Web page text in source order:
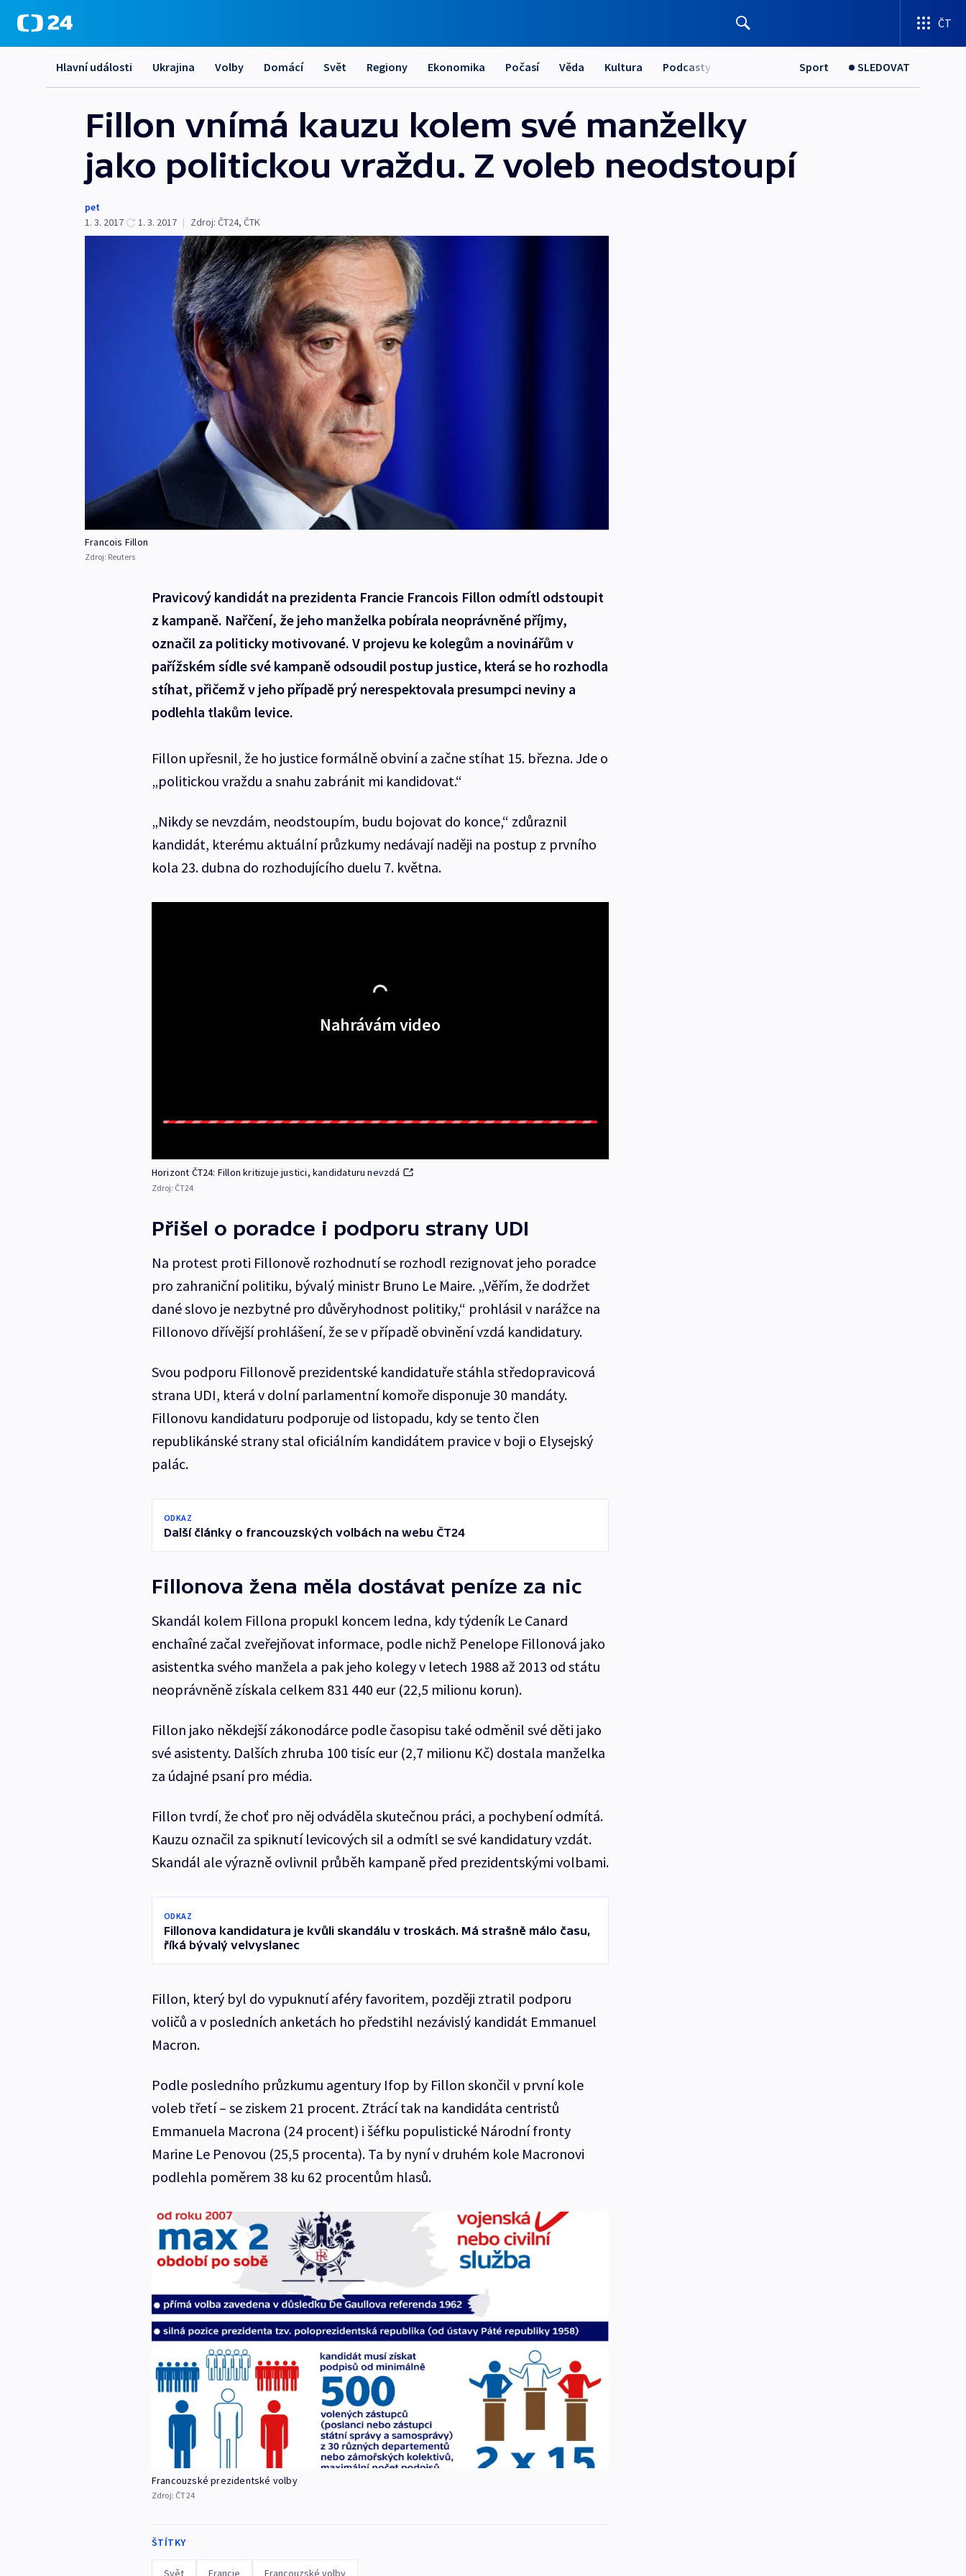
ČT
Hlavní události Ukrajina Volby Domácí Svět Regiony Ekonomika Počasí Věda Kultura Podcasty Sport SLEDOVAT
Fillon vnímá kauzu kolem své manželky
jako politickou vraždu. Z voleb neodstoupí
pet
1. 3. 2017
1. 3. 2017 | Zdroj: ČT24, ČTK
Francois Fillon
Zdroj: Reuters
Pravicový kandidát na prezidenta Francie Francois Fillon odmítl odstoupit
z kampaně. Nařčení, že jeho manželka pobírala neoprávněné příjmy,
označil za politicky motivované. V projevu ke kolegům a novinářům v
pařížském sídle své kampaně odsoudil postup justice, která se ho rozhodla
stíhat, přičemž v jeho případě prý nerespektovala presumpci neviny a
podlehla tlakům levice.
Fillon upřesnil, že ho justice formálně obviní a začne stíhat 15. března. Jde o
„politickou vraždu a snahu zabránit mi kandidovat.“
„Nikdy se nevzdám, neodstoupím, budu bojovat do konce,“ zdůraznil
kandidát, kterému aktuální průzkumy nedávají naději na postup z prvního
kola 23. dubna do rozhodujícího duelu 7. května.
Nahrávám video
Horizont ČT24: Fillon kritizuje justici, kandidaturu nevzdá
Zdroj: ČT24
Přišel o poradce i podporu strany UDI
Na protest proti Fillonově rozhodnutí se rozhodl rezignovat jeho poradce
pro zahraniční politiku, bývalý ministr Bruno Le Maire. „Věřím, že dodržet
dané slovo je nezbytné pro důvěryhodnost politiky,“ prohlásil v narážce na
Fillonovo dřívější prohlášení, že se v případě obvinění vzdá kandidatury.
Svou podporu Fillonově prezidentské kandidatuře stáhla středopravicová
strana UDI, která v dolní parlamentní komoře disponuje 30 mandáty.
Fillonovu kandidaturu podporuje od listopadu, kdy se tento člen
republikánské strany stal oficiálním kandidátem pravice v boji o Elysejský
palác.
ODKAZ
Další články o francouzských volbách na webu ČT24
Fillonova žena měla dostávat peníze za nic
Skandál kolem Fillona propukl koncem ledna, kdy týdeník Le Canard
enchaîné začal zveřejňovat informace, podle nichž Penelope Fillonová jako
asistentka svého manžela a pak jeho kolegy v letech 1988 až 2013 od státu
neoprávněně získala celkem 831 440 eur (22,5 milionu korun).
Fillon jako někdejší zákonodárce podle časopisu také odměnil své děti jako
své asistenty. Dalších zhruba 100 tisíc eur (2,7 milionu Kč) dostala manželka
za údajné psaní pro média.
Fillon tvrdí, že choť pro něj odváděla skutečnou práci, a pochybení odmítá.
Kauzu označil za spiknutí levicových sil a odmítl se své kandidatury vzdát.
Skandál ale výrazně ovlivnil průběh kampaně před prezidentskými volbami.
ODKAZ
Fillonova kandidatura je kvůli skandálu v troskách. Má strašně málo času,
říká bývalý velvyslanec
Fillon, který byl do vypuknutí aféry favoritem, později ztratil podporu
voličů a v posledních anketách ho předstihl nezávislý kandidát Emmanuel
Macron.
Podle posledního průzkumu agentury Ifop by Fillon skončil v první kole
voleb třetí – se ziskem 21 procent. Ztrácí tak na kandidáta centristů
Emmanuela Macrona (24 procent) i šéfku populistické Národní fronty
Marine Le Penovou (25,5 procenta). Ta by nyní v druhém kole Macronovi
podlehla poměrem 38 ku 62 procentům hlasů.
Francouzské prezidentské volby
Zdroj: ČT24
ŠTÍTKY
Svět Francie Francouzské volby